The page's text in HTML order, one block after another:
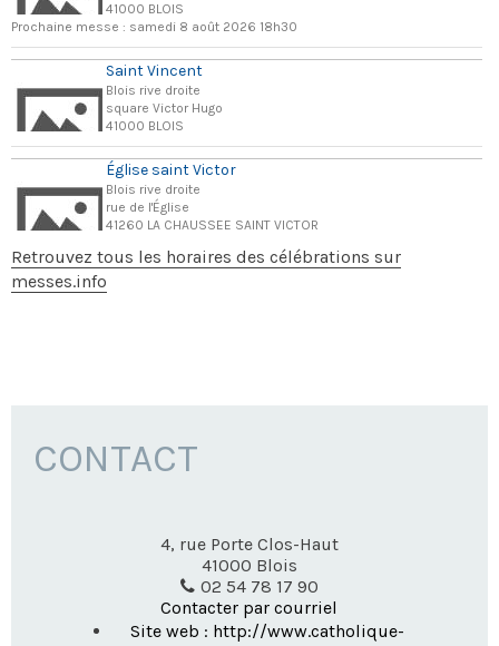
41000 BLOIS
Prochaine messe : samedi 8 août 2026 18h30
Saint Vincent
Blois rive droite
square Victor Hugo
41000 BLOIS
Église saint Victor
Blois rive droite
rue de l'Église
41260 LA CHAUSSEE SAINT VICTOR
Retrouvez tous les horaires des célébrations sur
messes.info
CONTACT
4, rue Porte Clos-Haut
41000 Blois
02 54 78 17 90
Contacter par courriel
Site web : http://www.catholique-